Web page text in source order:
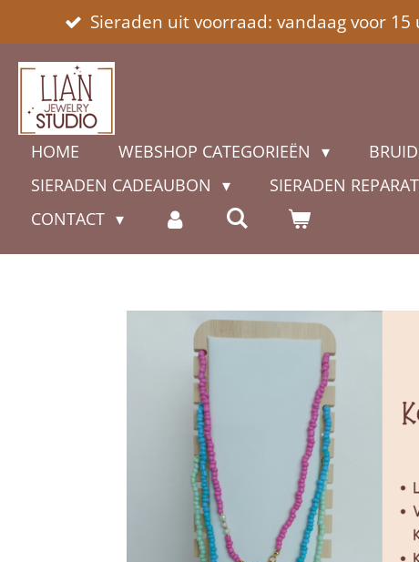
direct
naar
hoofdinhoud
Sieraden uit voorraad: vandaag voor
HOME WEBSHOP CATEGORIEËN
SIERADEN CADEAUBON
SIERADEN
CONTACT